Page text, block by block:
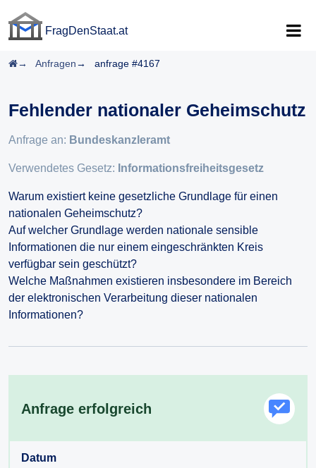
FragDenStaat.at
Startseite
Anfragen anfrage #4167
Fehlender nationaler Geheimschutz
Anfrage an: Bundeskanzleramt
Verwendetes Gesetz: Informationsfreiheitsgesetz
Warum existiert keine gesetzliche Grundlage für einen
nationalen Geheimschutz?
Auf welcher Grundlage werden nationale sensible
Informationen die nur einem eingeschränkten Kreis
verfügbar sein geschützt?
Welche Maßnahmen existieren insbesondere im Bereich
der elektronischen Verarbeitung dieser nationalen
Informationen?
Anfrage erfolgreich
Datum